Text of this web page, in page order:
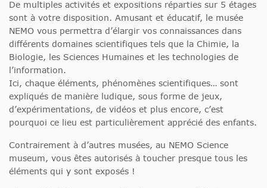
De multiples activités et expositions réparties sur 5 étages
sont à votre disposition. Amusant et éducatif, le musée
NEMO vous permettra d’élargir vos connaissances dans
différents domaines scientifiques tels que la Chimie, la
Biologie, les Sciences Humaines et les technologies de
l’information.
Ici, chaque éléments, phénomènes scientifiques… sont
expliqués de manière ludique, sous forme de jeux,
d’expérimentations, de vidéos et plus encore, c’est
pourquoi ce lieu est particulièrement apprécié des enfants.
Contrairement à d’autres musées, au NEMO Science
museum, vous êtes autorisés à toucher presque tous les
éléments qui y sont exposés !